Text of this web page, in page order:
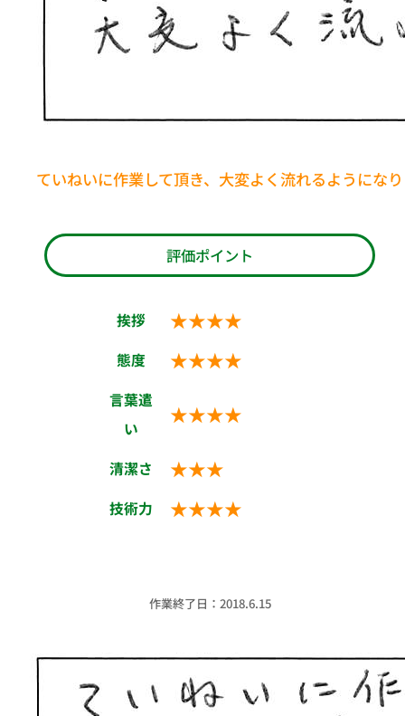
ていねいに作業して頂き、大変よく流れるようにな
評価ポイント
挨拶 ★★★★
態度 ★★★★
言葉遣
い
★★★★
清潔さ ★★★
技術力 ★★★★
作業終了日：2018.6.15